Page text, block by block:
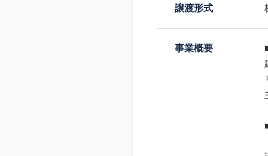
譲渡形式
事業概要